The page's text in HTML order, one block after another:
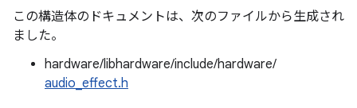
この構造体のドキュメントは、次のファイルから生成され
ました。
hardware/libhardware/include/hardware/
audio_effect.h